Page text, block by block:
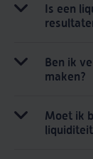
Is een
Ben ik
maken?
Moet ik